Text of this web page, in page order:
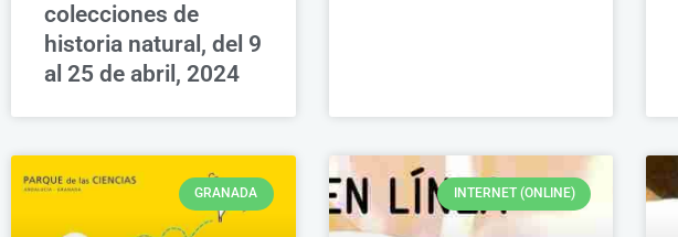
colecciones de
historia natural, del 9
al 25 de abril, 2024
GRANADA INTERNET (ONLINE)